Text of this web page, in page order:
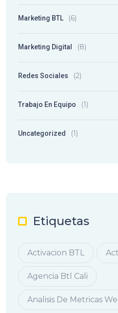
Marketing BTL (6)
Marketing Digital (8)
Redes Sociales (2)
Trabajo En Equipo (1)
Uncategorized (1)
Etiquetas
Activacion BTL
Agencia Btl Cali
Analisis De Metricas